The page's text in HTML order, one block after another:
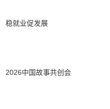
稳就业促发展
2026中国故事共创会